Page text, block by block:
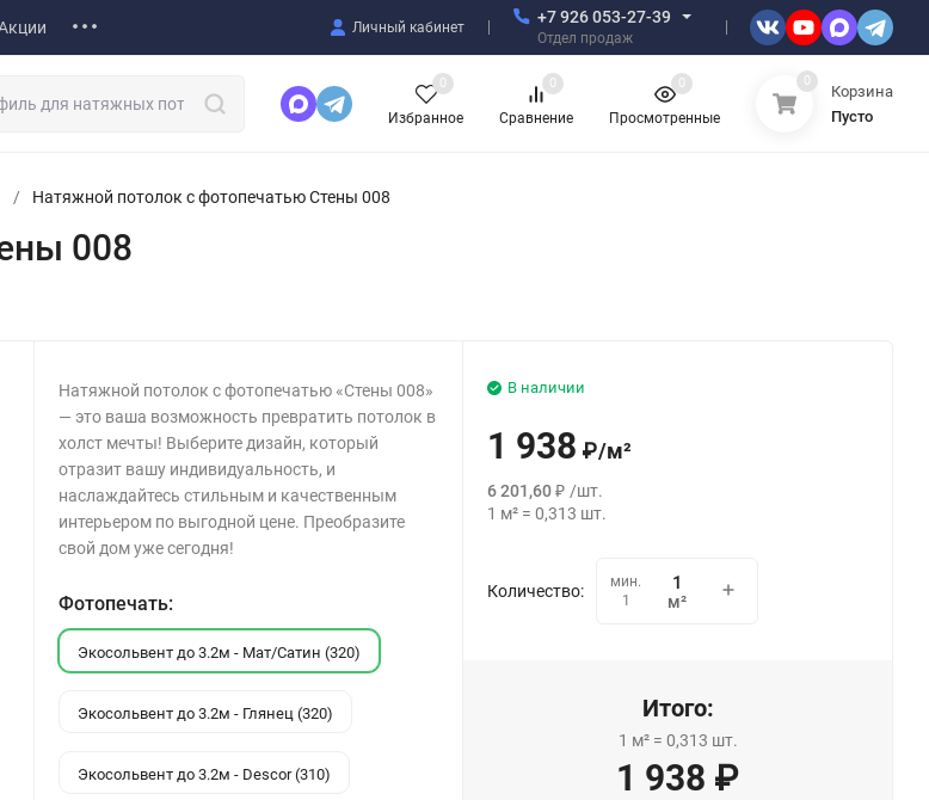
Личный кабинет
+7 926 053-27-39
Отдел продаж
Избранное
0
Сравнение
0
Просмотренные
0 0
Корзина
Пусто
/ Натяжной потолок с фотопечатью Стены 008
008
Натяжной потолок с фотопечатью «Стены 008»
— это ваша возможность превратить потолок в
холст мечты! Выберите дизайн, который
отразит вашу индивидуальность, и
наслаждайтесь стильным и качественным
интерьером по выгодной цене. Преобразите
свой дом уже сегодня!
Фотопечать:
Экосольвент до 3.2м - Мат/Сатин (320)
Экосольвент до 3.2м - Глянец (320)
Экосольвент до 3.2м - Descor (310)
В наличии
1 938 ₽/м²
6 201,60₽ /шт.
1 м² =0,313 шт.
Количество:
мин.
1
м²
Итого:
1 м²= 0,313 шт.
1 938 ₽